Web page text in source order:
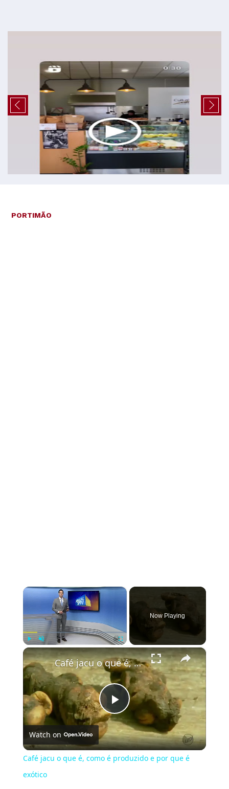
PORTIMÃO
×
Play Unmute
Now Playing
×
Play
Video
Café jacu o que é, como é produzido e por que é exótico
Watch on
Café jacu o que é, como é produzido e por que é
exótico